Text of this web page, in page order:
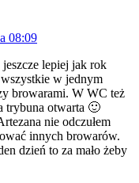
08:09
jeszcze lepiej jak rok
w jednym
browarami. W WC też
trybuna otwarta 🙂
nie odczułem
innych browarów.
dzień to za mało żeby